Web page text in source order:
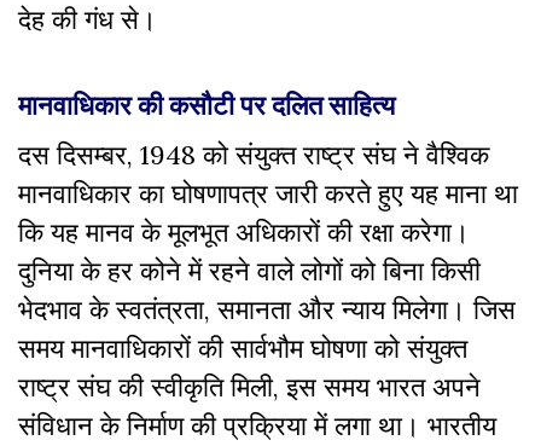
देह की गंध से।
मानवाधिकार की कसौटी पर दलित साहित्य
दस दिसम्बर, 1948 को संयुक्त राष्ट्र संघ ने वैश्विक
मानवाधिकार का घोषणापत्र जारी करते हुए यह माना था
कि यह मानव के मूलभूत अधिकारों की रक्षा करेगा।
दुनिया के हर कोने में रहने वाले लोगों को बिना किसी
भेदभाव के स्वतंत्रता, समानता और न्याय मिलेगा। जिस
समय मानवाधिकारों की सार्वभौम घोषणा को संयुक्त
राष्ट्र संघ की स्वीकृति मिली, इस समय भारत अपने
संविधान के निर्माण की प्रक्रिया में लगा था। भारतीय